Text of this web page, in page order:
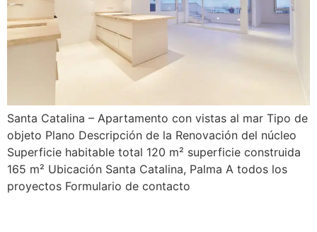
Santa Catalina – Apartamento con vistas al mar Tipo de
objeto Plano Descripción de la Renovación del núcleo
Superficie habitable total 120 m² superficie construida
165 m² Ubicación Santa Catalina, Palma A todos los
proyectos Formulario de contacto